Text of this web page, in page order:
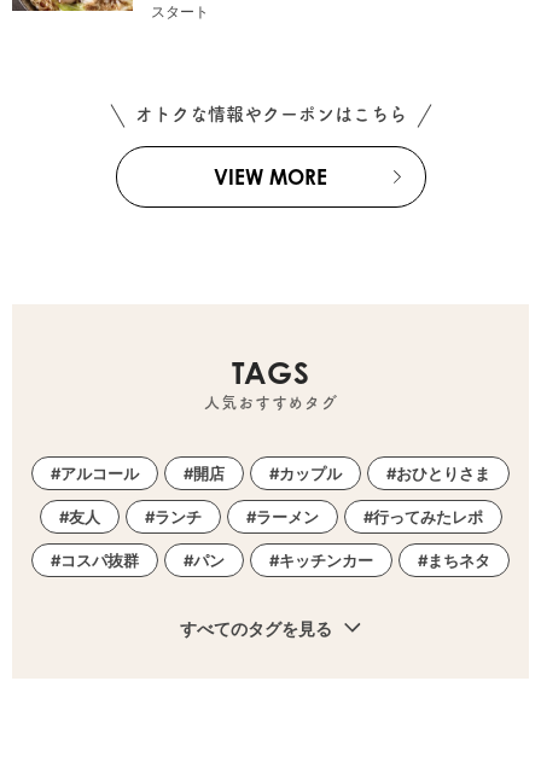
スタート
オトクな情報やクーポンはこちら
VIEW MORE
TAGS
人気おすすめタグ
アルコール 開店 カップル おひとりさま
友人 ランチ ラーメン 行ってみたレポ
コスパ抜群 パン キッチンカー まちネタ
すべてのタグを見る